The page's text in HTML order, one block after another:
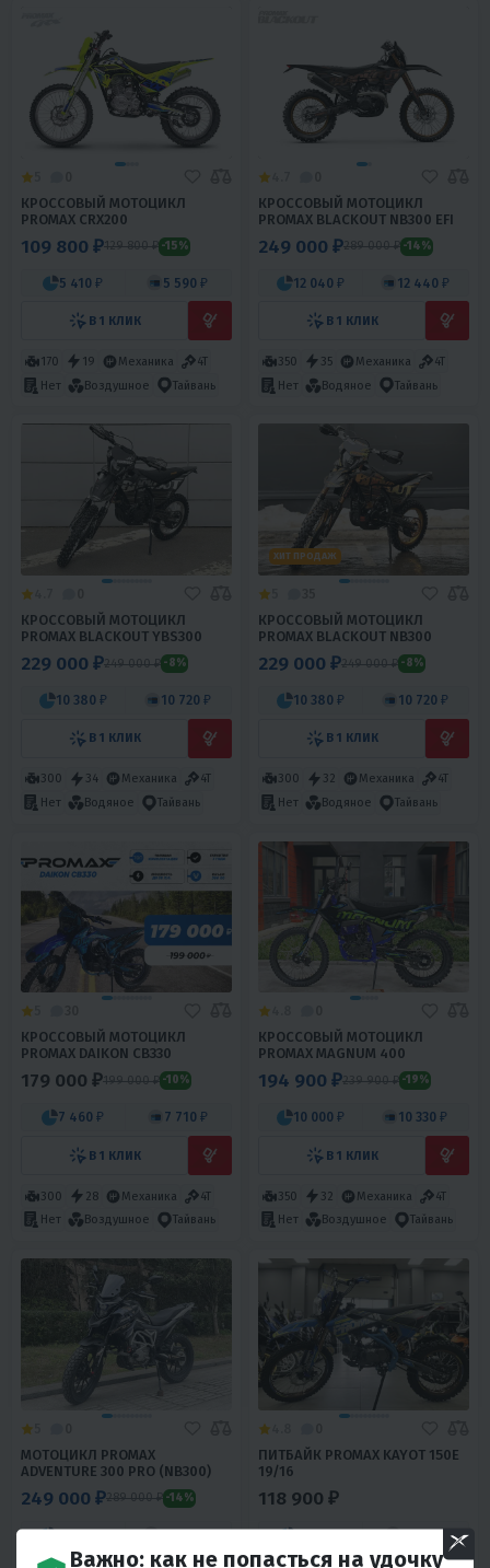
КРОССОВЫЙ МОТОЦИКЛ
PROMAX СRX200
109 800 ₽129 800 ₽ -15%
5 410 ₽ 5 590 ₽
В 1 КЛИК
170 19 Механика
4T
Нет
Воздушное Тайвань
КРОССОВЫЙ МОТОЦИКЛ
PROMAX BLACKOUT NB300 EFI
249 000 ₽289 000 ₽ -14%
12 040 ₽ 12 440 ₽
В 1 КЛИК
350 35 Механика
4T
Нет
Водяное Тайвань
КРОССОВЫЙ МОТОЦИКЛ
PROMAX BLACKOUT YBS300
229 000 ₽249 000 ₽ -8%
10 380 ₽ 10 720 ₽
В 1 КЛИК
300 34 Механика
4T
Нет
Водяное Тайвань
ХИТ ПРОДАЖ
КРОССОВЫЙ МОТОЦИКЛ
PROMAX BLACKOUT NB300
229 000 ₽249 000 ₽ -8%
10 380 ₽ 10 720 ₽
В 1 КЛИК
300 32 Механика
4T
Нет
Водяное Тайвань
КРОССОВЫЙ МОТОЦИКЛ
PROMAX DAIKON CB330
179 000 ₽199 000 ₽ -10%
7 460 ₽ 7 710 ₽
В 1 КЛИК
300 28 Механика
4T
Нет
Воздушное Тайвань
КРОССОВЫЙ МОТОЦИКЛ
PROMAX MAGNUM 400
194 900 ₽239 900 ₽ -19%
10 000 ₽ 10 330 ₽
В 1 КЛИК
350 32 Механика
4T
Нет
Воздушное Тайвань
МОТОЦИКЛ PROMAX
ADVENTURE 300 PRO (NB300)
249 000 ₽289 000 ₽ -14%
12 040 ₽ 12 440 ₽
ПИТБАЙК PROMAX KAYOT 150E
19/16
118 900 ₽
4 950 ₽ 5 120 ₽
Важно: как не попасться на удочку